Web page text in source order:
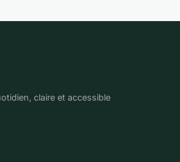
claire et accessible